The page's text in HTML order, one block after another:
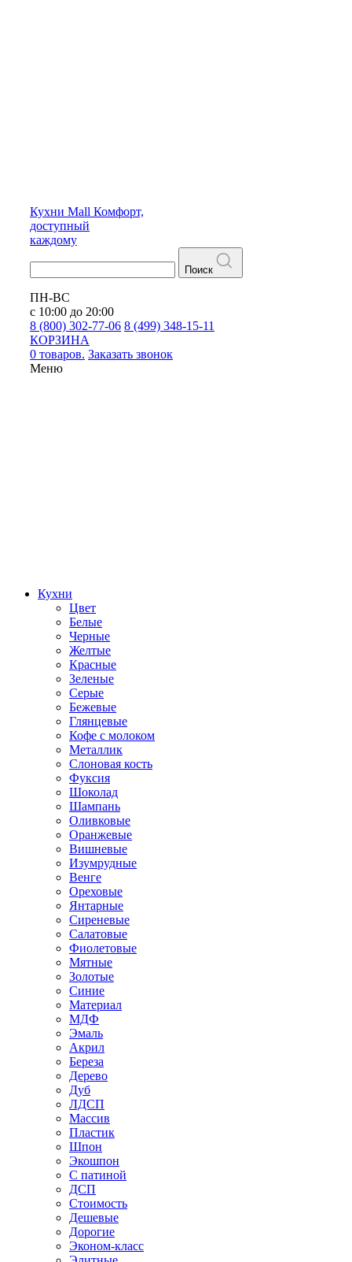
Кухни Mall Комфорт,
доступный
каждому
Поиск
ПН-ВС
с 10:00 до 20:00
8 (800) 302-77-06 8 (499) 348-15-11
КОРЗИНА
0 товаров. Заказать звонок
Меню
Кухни
Цвет
Белые
Черные
Желтые
Красные
Зеленые
Серые
Бежевые
Глянцевые
Кофе с молоком
Металлик
Слоновая кость
Фуксия
Шоколад
Шампань
Оливковые
Оранжевые
Вишневые
Изумрудные
Венге
Ореховые
Янтарные
Сиреневые
Салатовые
Фиолетовые
Мятные
Золотые
Синие
Материал
МДФ
Эмаль
Акрил
Береза
Дерево
Дуб
ЛДСП
Массив
Пластик
Шпон
Экошпон
С патиной
ДСП
Стоимость
Дешевые
Дорогие
Эконом-класс